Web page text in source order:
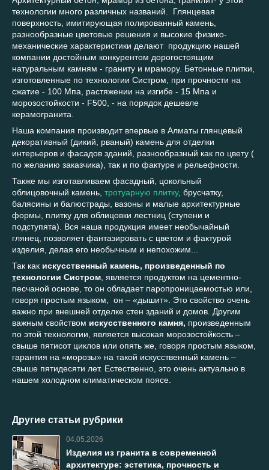
технологии много различных названий. Глянцевая
поверхность, имитирующая полированный камень,
разнообразные цветовые решения и высокие физико-
механические характеристики делают продукцию нашей
компании достойным конкурентом дорогостоящим
натуральным камням - граниту и мрамору. Бетонные плитки,
изготовленные по технологии Систром, при прочности на
сжатие - 100 Мпа, растяжении на изгибе - 15 Мпа и
морозостойкости - F500, - на порядок дешевле
керамогранита.
Наша компания производит впервые в Алматы глянцевый
декоративный (дикий, рваный) камень для отделки
интерьеров и фасадов зданий, разнообразный как по цвету (
по желанию заказчика), так и по фактуре и рельефности.
Также мы изготавливаем фасадный, цокольный
облицовочный камень, тротуарную плитку, брусчатку,
балясины и балюстрады, вазоны и малые архитектурные
формы, плитку для облицовки лестниц (ступени и
подступята). Вся наша продукция имеет необычайный
глянец, позволяет фантазировать с цветом и фактурой
изделия, делая его необычным и непохожим...
Так как искусственный камень, произведенный по
технологии Систром , является продуктом на цементно-
песчаной основе, то он обладает паропроницаемостью или,
говоря простым языком, он – «дышит». Это свойство очень
важно при внешней отделке стен зданий и домов. Другим
важным свойством искусственного камня, произведенным
по этой технологии, является высокая морозостойкость –
свыше пятисот циклов или опять же, говоря простым языком,
гарантия на «морозы» на такой искусственный камень –
свыше пятидесяти лет. Естественно, это очень актуально в
нашем холодном климатическом поясе.
Другие статьи рубрики
04.05.2026
Изделия из гранита в современной
архитектуре: эстетика, прочность и